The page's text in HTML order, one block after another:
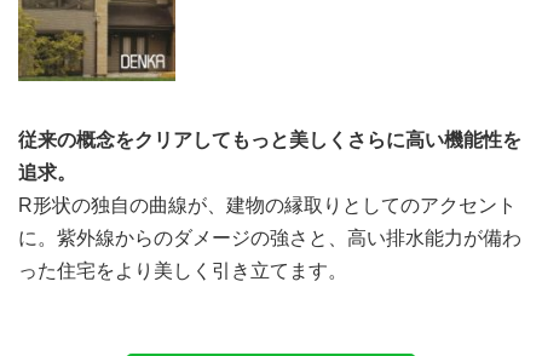
従来の概念をクリアしてもっと美しくさらに高い機能性を
追求。
R形状の独自の曲線が、建物の縁取りとしてのアクセント
に。紫外線からのダメージの強さと、高い排水能力が備わ
った住宅をより美しく引き立てます。